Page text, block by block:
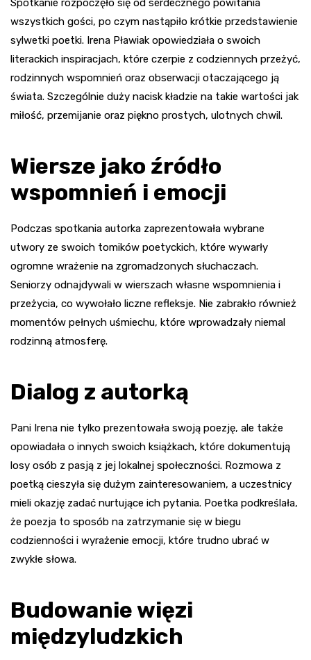
Spotkanie rozpoczęło się od serdecznego powitania
wszystkich gości, po czym nastąpiło krótkie przedstawienie
sylwetki poetki. Irena Pławiak opowiedziała o swoich
literackich inspiracjach, które czerpie z codziennych przeżyć,
rodzinnych wspomnień oraz obserwacji otaczającego ją
świata. Szczególnie duży nacisk kładzie na takie wartości jak
miłość, przemijanie oraz piękno prostych, ulotnych chwil.
Wiersze jako źródło
wspomnień i emocji
Podczas spotkania autorka zaprezentowała wybrane
utwory ze swoich tomików poetyckich, które wywarły
ogromne wrażenie na zgromadzonych słuchaczach.
Seniorzy odnajdywali w wierszach własne wspomnienia i
przeżycia, co wywołało liczne refleksje. Nie zabrakło również
momentów pełnych uśmiechu, które wprowadzały niemal
rodzinną atmosferę.
Dialog z autorką
Pani Irena nie tylko prezentowała swoją poezję, ale także
opowiadała o innych swoich książkach, które dokumentują
losy osób z pasją z jej lokalnej społeczności. Rozmowa z
poetką cieszyła się dużym zainteresowaniem, a uczestnicy
mieli okazję zadać nurtujące ich pytania. Poetka podkreślała,
że poezja to sposób na zatrzymanie się w biegu
codzienności i wyrażenie emocji, które trudno ubrać w
zwykłe słowa.
Budowanie więzi
międzyludzkich